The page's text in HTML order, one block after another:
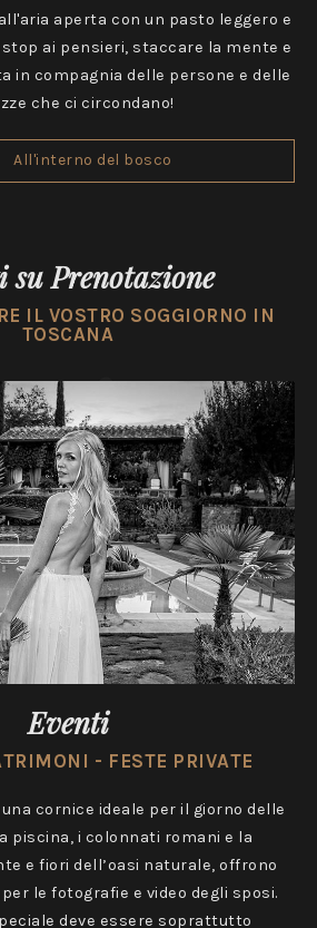
aperta con un pasto leggero e
ai pensieri, staccare la mente e
in compagnia delle persone e delle
che ci circondano!
All'interno del bosco
su Prenotazione
IL VOSTRO SOGGIORNO IN
TOSCANA
Eventi
- FESTE PRIVATE
una cornice ideale per il giorno delle
piscina, i colonnati romani e la
e fiori dell’oasi naturale, offrono
le fotografie e video degli sposi.
deve essere soprattutto